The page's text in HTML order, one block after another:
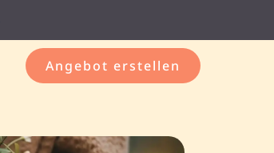
Angebot erstellen